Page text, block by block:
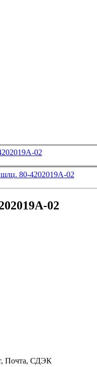
02
Почта, СДЭК